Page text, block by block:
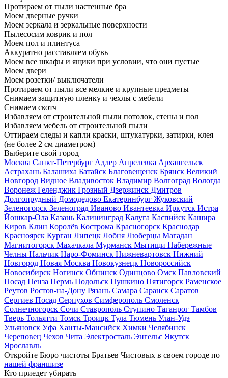
Протираем от пыли настенные бра
Моем дверные ручки
Моем зеркала и зеркальные поверхности
Пылесосим коврик и пол
Моем пол и плинтуса
Аккуратно расставляем обувь
Моем все шкафы и ящики при условии, что они пустые
Моем двери
Моем розетки/ выключатели
Протираем от пыли все мелкие и крупные предметы
Снимаем защитную пленку и чехлы с мебели
Снимаем скотч
Избавляем от строительной пыли потолок, стены и пол
Избавляем мебель от строительной пыли
Оттираем следы и капли краски, штукатурки, затирки, клея
(не более 2 см диаметром)
Выберите свой город
Москва Санкт-Петербург Адлер Апрелевка Архангельск
Астрахань Балашиха Батайск Благовещенск Брянск Великий
Новгород Видное Владивосток Владимир Волгоград Вологда
Воронеж Геленджик Грозный Дзержинск Дмитров
Долгопрудный Домодедово Екатеринбург Жуковский
Зеленогорск Зеленоград Иваново Ивантеевка Иркутск Истра
Йошкар-Ола Казань Калининград Калуга Каспийск Кашира
Киров Клин Королёв Кострома Красногорск Краснодар
Красноярск Курган Липецк Лобня Люберцы Магадан
Магнитогорск Махачкала Мурманск Мытищи Набережные
Челны Нальчик Наро-Фоминск Нижневартовск Нижний
Новгород Новая Москва Новокузнецк Новороссийск
Новосибирск Ногинск Обнинск Одинцово Омск Павловский
Посад Пенза Пермь Подольск Пушкино Пятигорск Раменское
Реутов Ростов-на-Дону Рязань Самара Саранск Саратов
Сергиев Посад Серпухов Симферополь Смоленск
Солнечногорск Сочи Ставрополь Ступино Таганрог Тамбов
Тверь Тольятти Томск Троицк Тула Тюмень Улан-Удэ
Ульяновск Уфа Ханты-Мансийск Химки Челябинск
Череповец Чехов Чита Электросталь Энгельс Якутск
Ярославль
Откройте Бюро чистоты Братьев Чистовых в своем городе по
нашей франшизе
Кто приедет убирать